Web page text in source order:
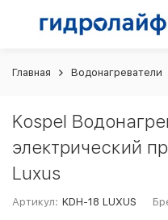
Главная Водонагреватели
Kospel
электрический
Luxus
Артикул: KDH-18 LUXUS